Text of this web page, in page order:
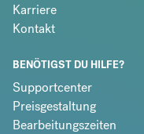
Karriere
Kontakt
BENÖTIGST DU HILFE?
Supportcenter
Preisgestaltung
Bearbeitungszeiten